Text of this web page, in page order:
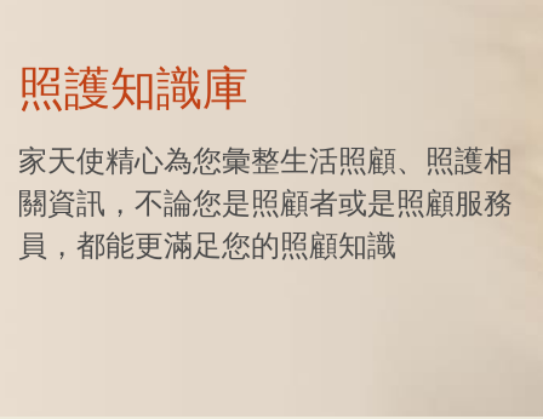
照護知識庫
家天使精心為您彙整生活照顧、照護相
關資訊，不論您是照顧者或是照顧服務
員，都能更滿足您的照顧知識